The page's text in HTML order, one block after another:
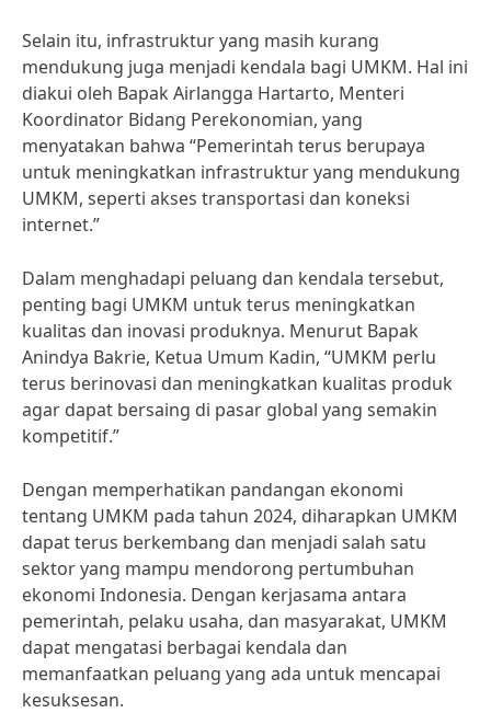
Selain itu, infrastruktur yang masih kurang
mendukung juga menjadi kendala bagi UMKM. Hal ini
diakui oleh Bapak Airlangga Hartarto, Menteri
Koordinator Bidang Perekonomian, yang
menyatakan bahwa “Pemerintah terus berupaya
untuk meningkatkan infrastruktur yang mendukung
UMKM, seperti akses transportasi dan koneksi
internet.”
Dalam menghadapi peluang dan kendala tersebut,
penting bagi UMKM untuk terus meningkatkan
kualitas dan inovasi produknya. Menurut Bapak
Anindya Bakrie, Ketua Umum Kadin, “UMKM perlu
terus berinovasi dan meningkatkan kualitas produk
agar dapat bersaing di pasar global yang semakin
kompetitif.”
Dengan memperhatikan pandangan ekonomi
tentang UMKM pada tahun 2024, diharapkan UMKM
dapat terus berkembang dan menjadi salah satu
sektor yang mampu mendorong pertumbuhan
ekonomi Indonesia. Dengan kerjasama antara
pemerintah, pelaku usaha, dan masyarakat, UMKM
dapat mengatasi berbagai kendala dan
memanfaatkan peluang yang ada untuk mencapai
kesuksesan.